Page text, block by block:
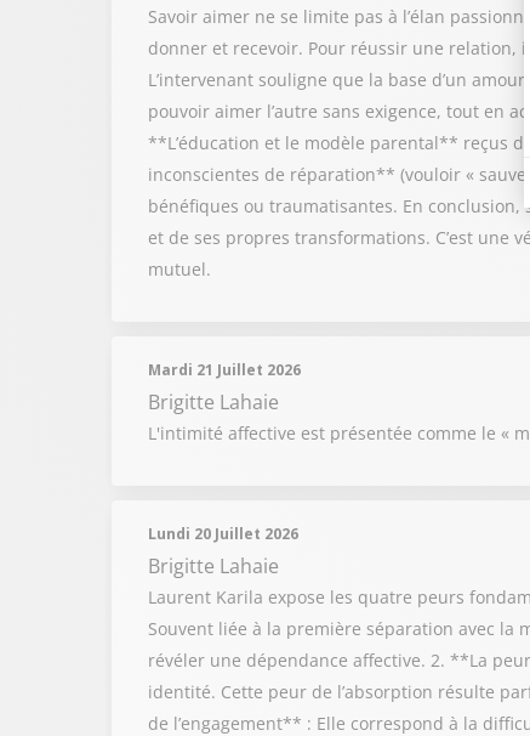
Savoir aimer ne se limite pas à l’élan
donner et recevoir. Pour réussir une relation,
L’intervenant souligne que la base d’un
pouvoir aimer l’autre sans exigence, tout en
**L’éducation et le modèle parental** reçus
inconscientes de réparation** (vouloir «
bénéfiques ou traumatisantes. En conclusion,
et de ses propres transformations. C’est une
mutuel.
Mardi 21 Juillet 2026
Brigitte Lahaie
L'intimité affective est présentée comme le «
Lundi 20 Juillet 2026
Brigitte Lahaie
Laurent Karila expose les quatre peurs
Souvent liée à la première séparation avec la
révéler une dépendance affective. 2. **La
identité. Cette peur de l’absorption résulte
de l’engagement** : Elle correspond à la